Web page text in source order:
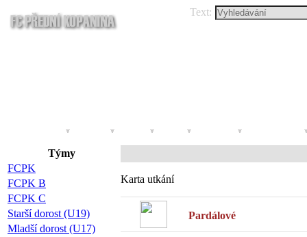
Text:
Klub Agenda A-tým Týmy Statistika Víc než fotbal
Týmy
FCPK
FCPK B
FCPK C
Starší dorost (U19)
Mladší dorost (U17)
Karta utkání
Pardálové